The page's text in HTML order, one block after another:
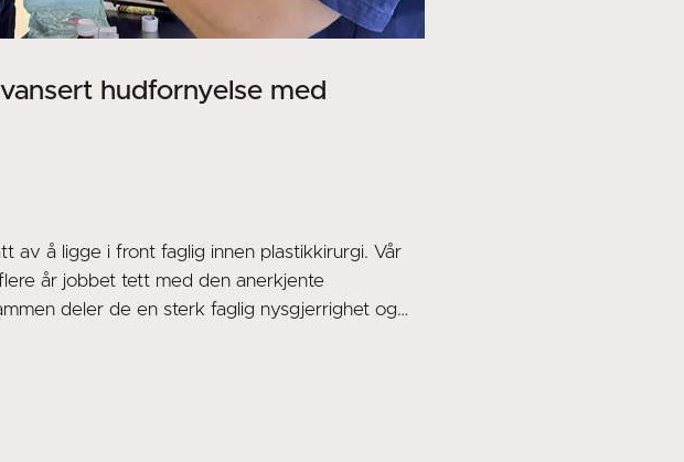
hudfornyelse med
av å ligge i front faglig innen plastikkirurgi. Vår
år jobbet tett med den anerkjente
deler de en sterk faglig nysgjerrighet og